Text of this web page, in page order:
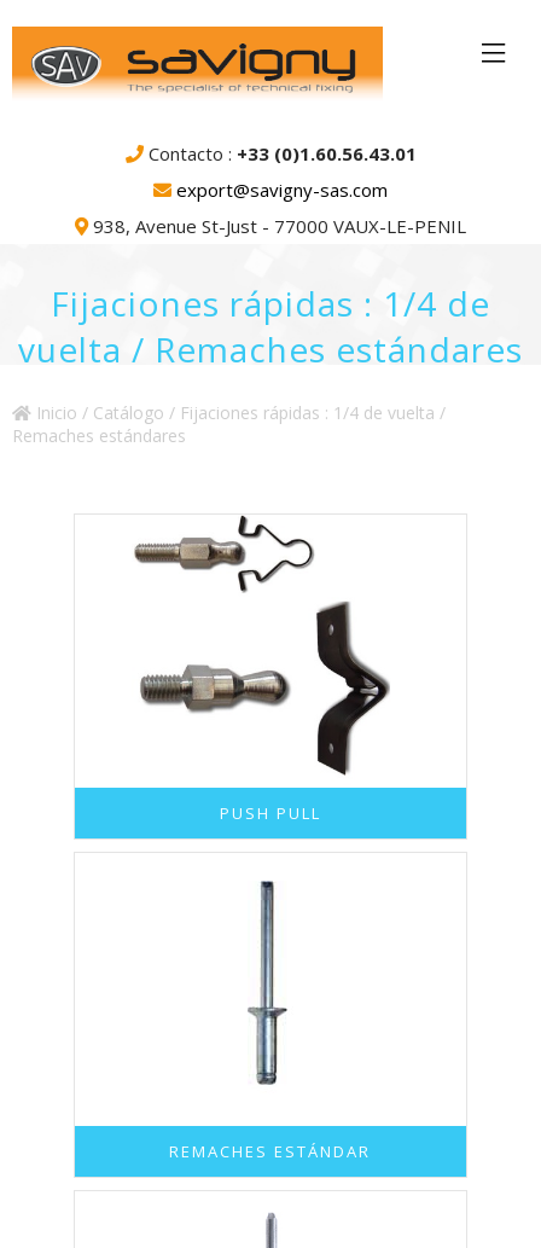
Contacto : +33 (0)1.60.56.43.01
export@savigny-sas.com
938, Avenue St-Just - 77000 VAUX-LE-PENIL
Fijaciones rápidas : 1/4 de
vuelta / Remaches estándares
Inicio / Catálogo / Fijaciones rápidas : 1/4 de vuelta /
Remaches estándares
PUSH PULL
REMACHES ESTÁNDAR